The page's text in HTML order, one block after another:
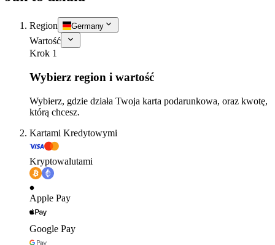
Region Germany
Wartość
Krok 1
Wybierz region i wartość
Wybierz, gdzie działa Twoja karta podarunkowa, oraz kwotę,
którą chcesz.
Kartami Kredytowymi
Kryptowalutami
Apple Pay
Google Pay